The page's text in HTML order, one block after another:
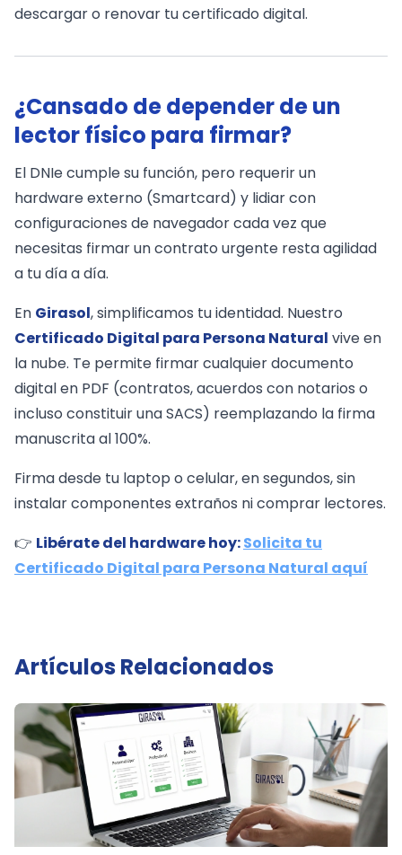
descargar o renovar tu certificado digital.
¿Cansado de depender de un
lector físico para firmar?
El DNIe cumple su función, pero requerir un
hardware externo (Smartcard) y lidiar con
configuraciones de navegador cada vez que
necesitas firmar un contrato urgente resta agilidad
a tu día a día.
En Girasol, simplificamos tu identidad. Nuestro
Certificado Digital para Persona Natural vive en
la nube. Te permite firmar cualquier documento
digital en PDF (contratos, acuerdos con notarios o
incluso constituir una SACS) reemplazando la firma
manuscrita al 100%.
Firma desde tu laptop o celular, en segundos, sin
instalar componentes extraños ni comprar lectores.
👉 Libérate del hardware hoy:Solicita tu
Certificado Digital para Persona Natural aquí
Artículos Relacionados